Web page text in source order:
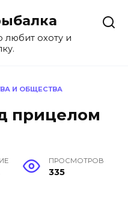
любит охоту и
И ОБЩЕСТВА
прицелом
ПРОСМОТРОВ
335